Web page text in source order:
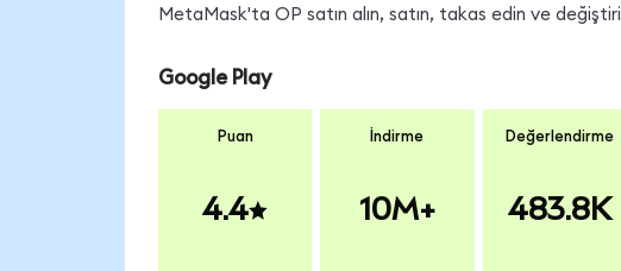
MetaMask'ta OP satın alın, satın, takas edin ve
Google Play
Puan
4.4
İndirme
10M+
Değerlendirme
483.8K